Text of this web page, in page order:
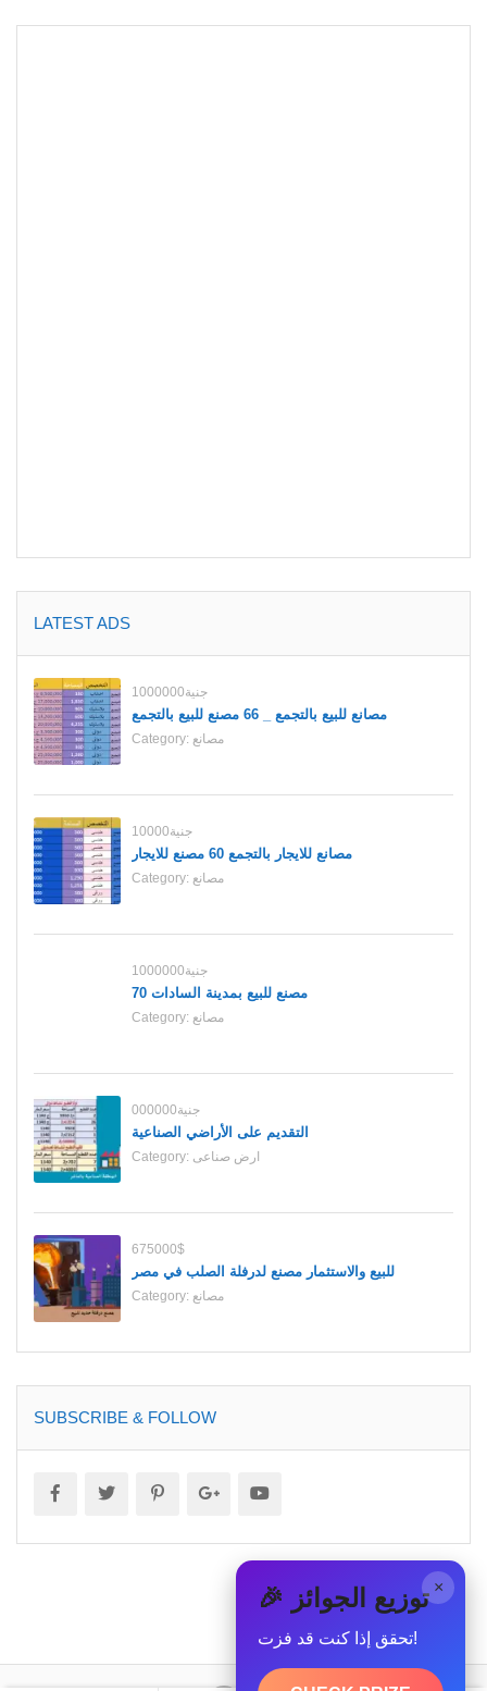
LATEST ADS
1000000جنية
مصانع للبيع بالتجمع _ 66 مصنع للبيع بالتجمع
Category: مصانع
10000جنية
مصانع للايجار بالتجمع 60 مصنع للايجار
Category: مصانع
1000000جنية
70 مصنع للبيع بمدينة السادات
Category: مصانع
000000جنية
التقديم على الأراضي الصناعية
Category: ارض صناعى
675000$
للبيع والاستثمار مصنع لدرفلة الصلب في مصر
Category: مصانع
SUBSCRIBE & FOLLOW
× 🎉 توزيع الجوائز
تحقق إذا كنت قد فزت!